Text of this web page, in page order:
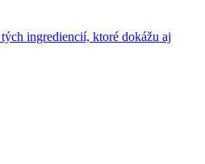
ingrediencií, ktoré dokážu aj